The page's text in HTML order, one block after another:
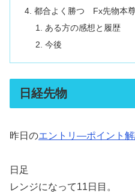
都合よく勝つ Fx先物本
ある方の感想と履歴
今後
日経先物
昨日のエントリ―ポイント解
日足
レンジになって11日目。